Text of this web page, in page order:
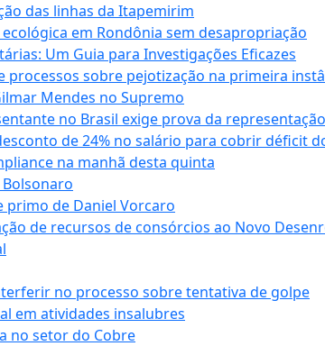
das linhas da Itapemirim
em Rondônia sem desapropriação
Um Guia para Investigações Eficazes
sobre pejotização na primeira
Mendes no Supremo
no Brasil exige prova da representação
de 24% no salário para cobrir déficit
na manhã desta quinta
primo de Daniel Vorcaro
de recursos de consórcios ao Novo
no processo sobre tentativa de golpe
em atividades insalubres
no setor do Cobre